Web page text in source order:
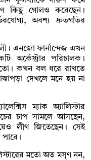
কিছু গোলও করেছেন।
অবশ্য দ্রুতগতির
এনজো ফার্নান্দেজ এখন
পরিচালক।
কখন বল ধরে রাখতে
দেখলে মনে হয় না
ম্যাক অ্যালিস্টার
চাপ সামলে আসছেন,
লীগ জিতেছেন। সেই
মতো অত মসৃণ নন,